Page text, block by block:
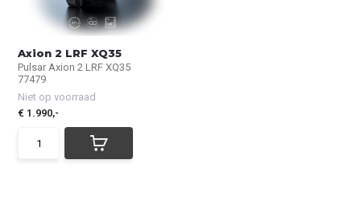
Axion 2 LRF XQ35
Pulsar Axion 2 LRF XQ35
77479
Niet op voorraad
€ 1.990,-